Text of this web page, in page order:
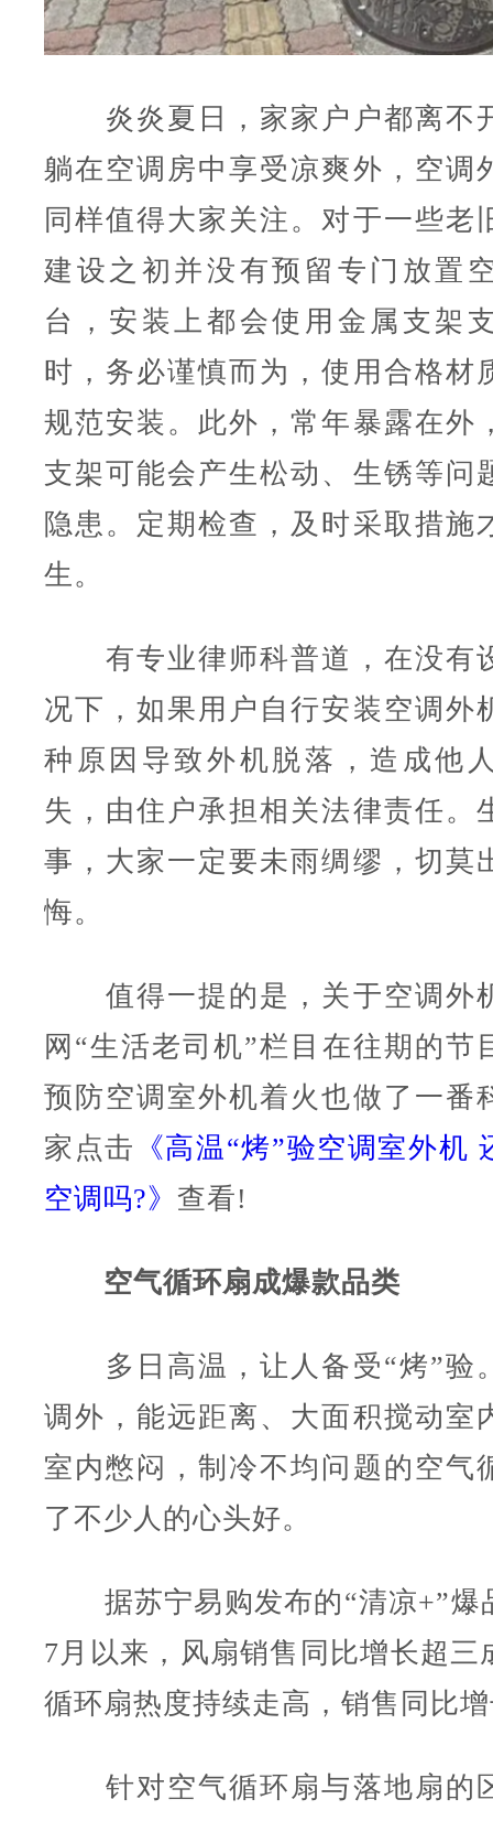
炎炎夏日，家家户户都离不
躺在空调房中享受凉爽外，空调
同样值得大家关注。对于一些老
建设之初并没有预留专门放置
台，安装上都会使用金属支架
时，务必谨慎而为，使用合格材
规范安装。此外，常年暴露在外
支架可能会产生松动、生锈等问
隐患。定期检查，及时采取措施
生。
有专业律师科普道，在没有
况下，如果用户自行安装空调外
种原因导致外机脱落，造成他
失，由住户承担相关法律责任。
事，大家一定要未雨绸缪，切莫
悔。
值得一提的是，关于空调外
网“生活老司机”栏目在往期的节
预防空调室外机着火也做了一番
家点击 《高温“烤”验空调室外机
空调吗?》 查看!
空气循环扇成爆款品类
多日高温，让人备受“烤”验
调外，能远距离、大面积搅动室
室内憋闷，制冷不均问题的空气
了不少人的心头好。
据苏宁易购发布的“清凉+”爆
7月以来，风扇销售同比增长超三
循环扇热度持续走高，销售同比
针对空气循环扇与落地扇的